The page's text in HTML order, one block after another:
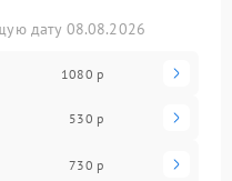
дату 08.08.2026
1080 р
530 р
730 р